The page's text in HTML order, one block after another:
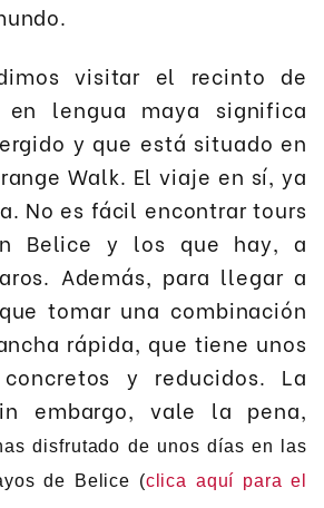
visitar el recinto de
en lengua maya significa
y que está situado en
Walk. El viaje en sí, ya
No es fácil encontrar tours
Belice y los que hay, a
Además, para llegar a
tomar una combinación
rápida, que tiene unos
y reducidos. La
embargo, vale la pena,
disfrutado de unos días en las
de Belice (clica aquí para el